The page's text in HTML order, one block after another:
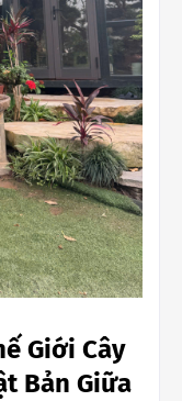
Giới Cây
Bản Giữa